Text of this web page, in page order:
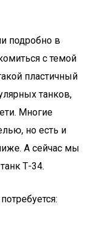
подробно в
с темой
пластичный
танков,
Многие
но есть и
А сейчас мы
Т-34.